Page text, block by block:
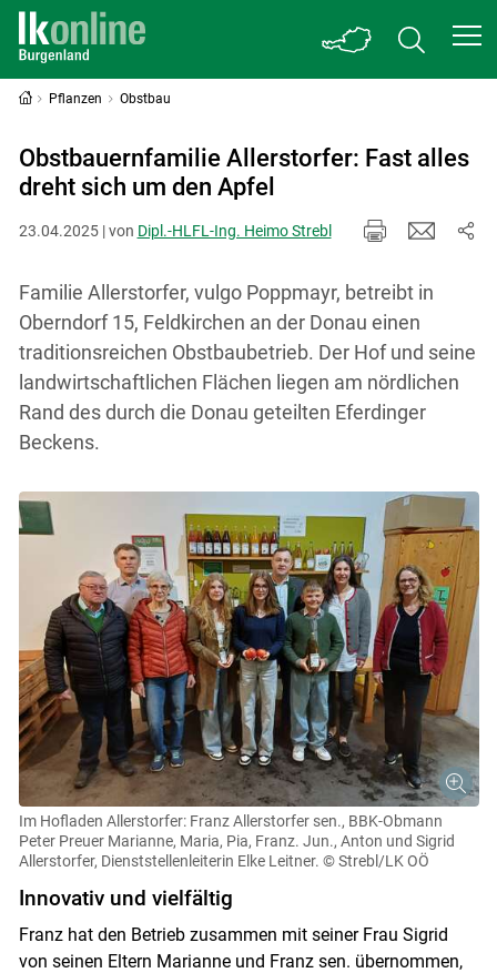
Pflanzen Obstbau
Obstbauernfamilie Allerstorfer: Fast alles
dreht sich um den Apfel
23.04.2025 | von Dipl.-HLFL-Ing. Heimo Strebl
Familie Allerstorfer, vulgo Poppmayr, betreibt in
Oberndorf 15, Feldkirchen an der Donau einen
traditionsreichen Obstbaubetrieb. Der Hof und seine
landwirtschaftlichen Flächen liegen am nördlichen
Rand des durch die Donau geteilten Eferdinger
Beckens.
Im Hofladen Allerstorfer: Franz Allerstorfer sen., BBK-Obmann
Peter Preuer Marianne, Maria, Pia, Franz. Jun., Anton und Sigrid
Allerstorfer, Dienststellenleiterin Elke Leitner. © Strebl/LK OÖ
Innovativ und vielfältig
Franz hat den Betrieb zusammen mit seiner Frau Sigrid
von seinen Eltern Marianne und Franz sen. übernommen,